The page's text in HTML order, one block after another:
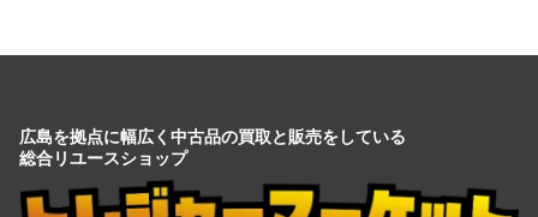
広島を拠点に幅広く中古品の買取と販売をしている
総合リユースショップ